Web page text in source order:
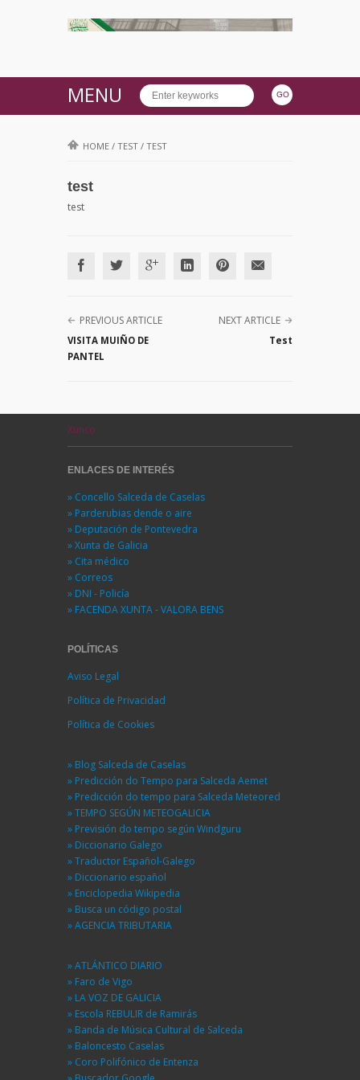
MENU
HOME / TEST / TEST
test
test
PREVIOUS ARTICLE
VISITA MUIÑO DE
PANTEL
NEXT ARTICLE
Test
Xunco
ENLACES DE INTERÉS
» Concello Salceda de Caselas
» Parderubias dende o aire
» Deputación de Pontevedra
» Xunta de Galicia
» Cita médico
» Correos
» DNI - Policía
» FACENDA XUNTA - VALORA BENS
POLÍTICAS
Aviso Legal
Política de Privacidad
Política de Cookies
» Blog Salceda de Caselas
» Predicción do Tempo para Salceda Aemet
» Predicción do tempo para Salceda Meteored
» TEMPO SEGÚN METEOGALICIA
» Previsión do tempo según Windguru
» Diccionario Galego
» Traductor Español-Galego
» Diccionario español
» Enciclopedia Wikipedia
» Busca un código postal
» AGENCIA TRIBUTARIA
» ATLÁNTICO DIARIO
» Faro de Vigo
» LA VOZ DE GALICIA
» Escola REBULIR de Ramirás
» Banda de Música Cultural de Salceda
» Baloncesto Caselas
» Coro Polifónico de Entenza